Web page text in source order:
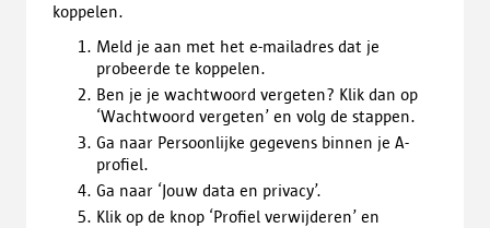
koppelen.
Meld je aan met het e-mailadres dat je
probeerde te koppelen.
Ben je je wachtwoord vergeten? Klik dan op
‘Wachtwoord vergeten’ en volg de stappen.
Ga naar Persoonlijke gegevens binnen je A-
profiel.
Ga naar ‘Jouw data en privacy’.
Klik op de knop ‘Profiel verwijderen’ en